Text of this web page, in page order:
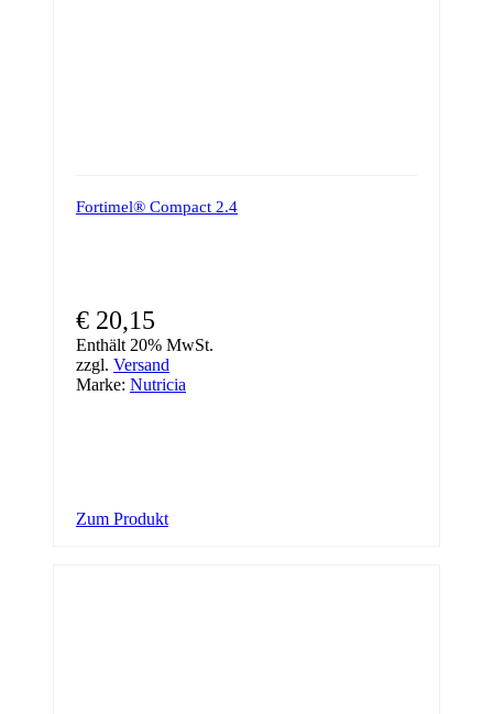
Fortimel® Compact 2.4
€ 20,15
Enthält 20% MwSt.
zzgl. Versand
Marke: Nutricia
Zum Produkt